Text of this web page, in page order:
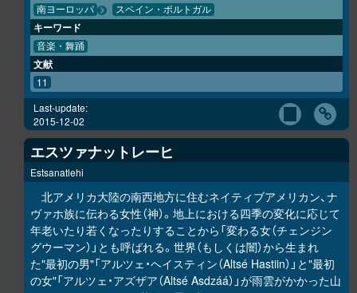
南ヨーロッパ スペイン・ポルトガル
キーワード
音楽・舞踊
文献
11
Last-update:
2015-12-02
エスツァナットレーヒ
Estsanatlehi
北アメリカ大陸の南西地方に住むネイティブアメリカン、ナ
ヴァホ族に伝わる女性（神）。地上における四季の変化に応じて
年老いたり若くなったりすることから「変わる女（チェンジン
グウーマン）」とも呼ばれる。世界（もしくは闇）から生まれ
た"最初の男"「アルツェ・ヘイスティン（Altsé Hastiin）」と"最初
の女"「アルツェ・アズザア（Altsé Asdzáá）」が雨雲がかかった山